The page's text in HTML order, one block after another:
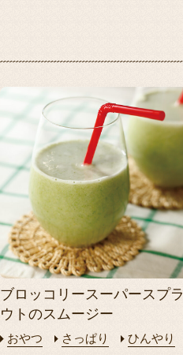
ブロッコリースーパースプラ
ウトのスムージー
おやつ さっぱり ひんやり